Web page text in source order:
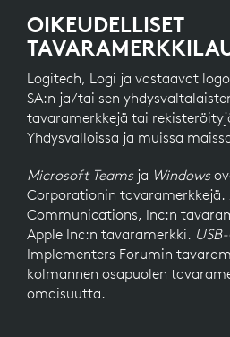
OIKEUDELLISET
Logitech, Logi ja vastaavat
SA:n ja/tai sen
tavaramerkkejä tai
Yhdysvalloissa ja muissa
Microsoft Teamsja Windows
Corporationin tavaramerkkejä.
Communications, Inc:n
Apple Inc:n tavaramerkki.
Implementers Forumin
kolmannen osapuolen
omaisuutta.